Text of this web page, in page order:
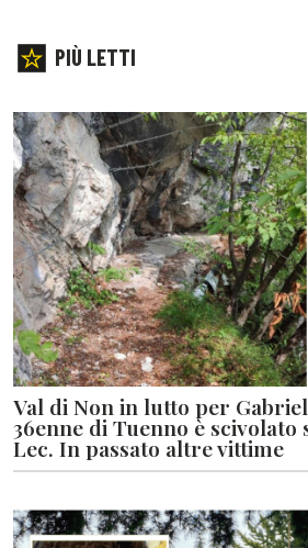
PIÙ LETTI
Val di Non in lutto per
36enne di Tuenno è
Lec. In passato altre vittime